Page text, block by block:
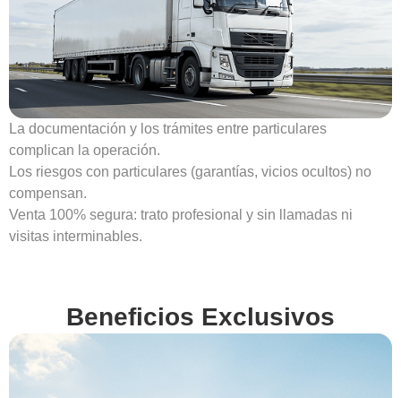
La documentación y los trámites entre particulares
complican la operación.
Los riesgos con particulares (garantías, vicios ocultos) no
compensan.
Venta 100% segura: trato profesional y sin llamadas ni
visitas interminables.
Beneficios Exclusivos
En
VenderMiCamion.com